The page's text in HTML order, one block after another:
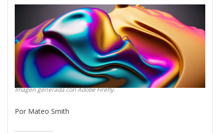
Imagen generada con Adobe Firefly.
Por Mateo Smith